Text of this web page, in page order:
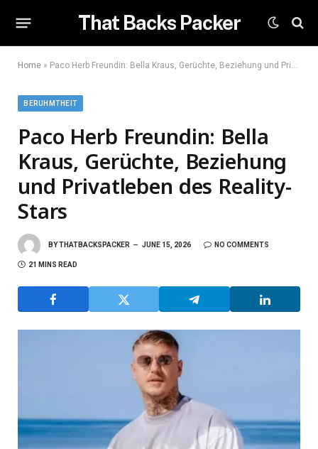
That Backs Packer
Home » Paco Herb Freundin: Bella Kraus, Gerüchte, Beziehung und Privatleben des Reality-Stars
BERUHMTHEIT
Paco Herb Freundin: Bella
Kraus, Gerüchte, Beziehung
und Privatleben des Reality-
Stars
BYTHATBACKSPACKER JUNE 15, 2026 NO COMMENTS
21 MINS READ